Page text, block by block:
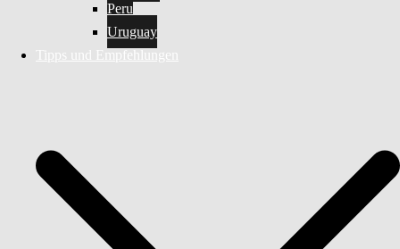
Peru
Uruguay
Tipps und Empfehlungen